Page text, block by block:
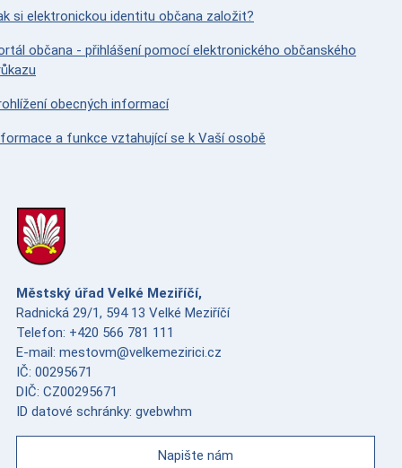
si elektronickou identitu občana založit?
občana - přihlášení pomocí elektronického občanského
obecných informací
a funkce vztahující se k Vaší osobě
Městský úřad Velké Meziříčí,
Radnická 29/1, 594 13 Velké Meziříčí
Telefon: +420 566 781 111
E-mail: mestovm@velkemezirici.cz
IČ: 00295671
DIČ: CZ00295671
ID datové schránky: gvebwhm
Napište nám